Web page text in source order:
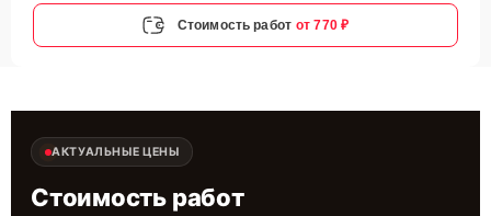
Стоимость работ от 770 ₽
АКТУАЛЬНЫЕ ЦЕНЫ
Стоимость работ